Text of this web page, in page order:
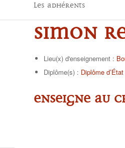
Les adhérents
Simon
Lieu(x) d'enseignement :
Diplôme(s) : Diplôme d’État
Enseigne au